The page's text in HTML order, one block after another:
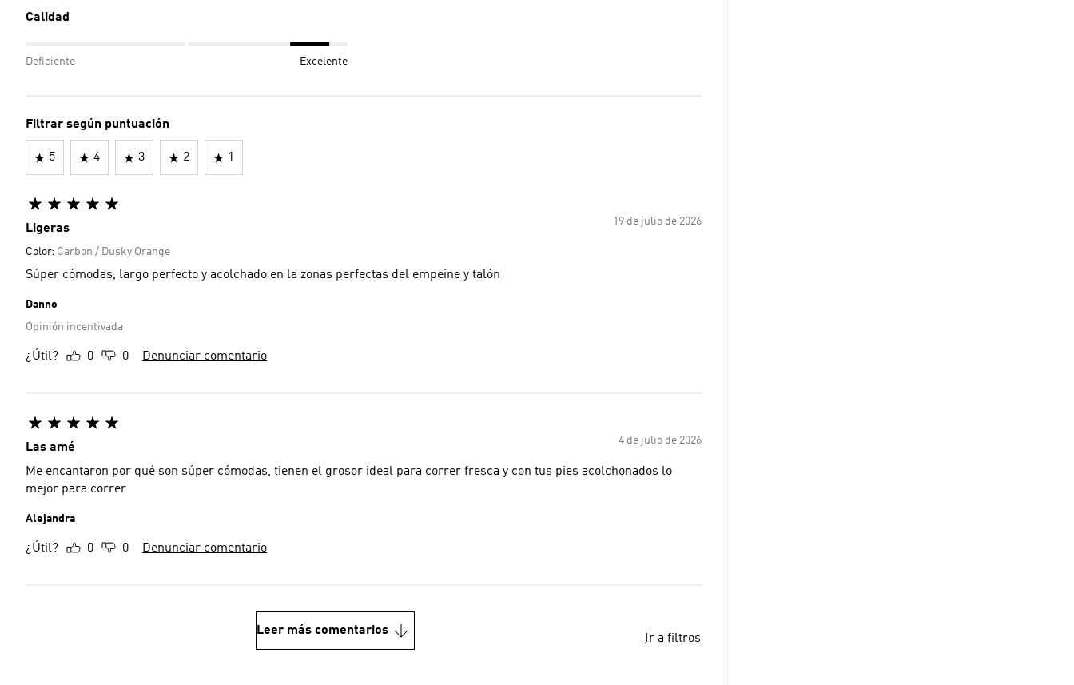
Calidad
Deficiente Excelente
Filtrar según puntuación
5 4 3 2 1
19 de julio de 2026
Ligeras
Color: Carbon / Dusky Orange
Súper cómodas, largo perfecto y acolchado en la zonas perfectas del empeine y talón
Danno
Opinión incentivada
¿Útil? 0 0 Denunciar comentario
4 de julio de 2026
Las amé
Me encantaron por qué son súper cómodas, tienen el grosor ideal para correr fresca y con tus pies acolchonados lo
mejor para correr
Alejandra
¿Útil? 0 0 Denunciar comentario
Leer más comentarios
Ir a filtros